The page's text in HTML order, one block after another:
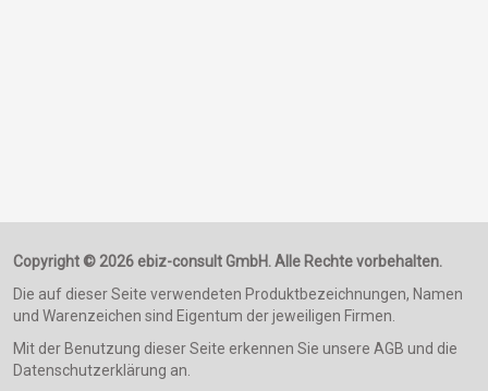
Copyright © 2026 ebiz-consult GmbH. Alle Rechte vorbehalten.
Die auf dieser Seite verwendeten Produktbezeichnungen, Namen
und Warenzeichen sind Eigentum der jeweiligen Firmen.
Mit der Benutzung dieser Seite erkennen Sie unsere AGB und die
Datenschutzerklärung an.